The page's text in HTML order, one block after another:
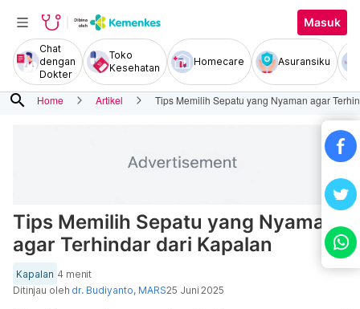
Masuk
Chat
dengan
Dokter
Toko
Kesehatan
Homecare Asuransiku
search Home Artikel Tips Memilih Sepatu yang Nyaman agar
Tips Memilih Sepatu yang Nyaman
agar Terhindar dari Kapalan
Kapalan 4 menit
Ditinjau oleh dr. Budiyanto, MARS25 Juni 2025